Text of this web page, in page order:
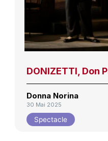
DONIZETTI, Don
Donna Norina
30 Mai 2025
Spectacle